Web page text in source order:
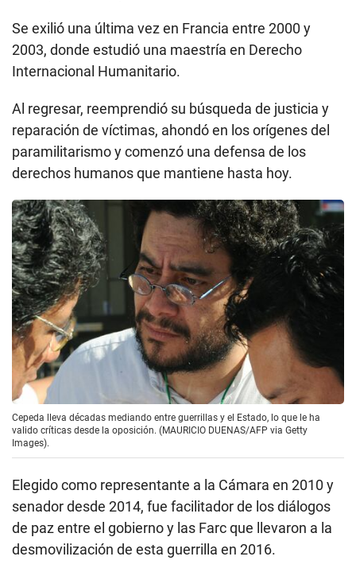
Se exilió una última vez en Francia entre 2000 y
2003, donde estudió una maestría en Derecho
Internacional Humanitario.
Al regresar, reemprendió su búsqueda de justicia y
reparación de víctimas, ahondó en los orígenes del
paramilitarismo y comenzó una defensa de los
derechos humanos que mantiene hasta hoy.
Cepeda lleva décadas mediando entre guerrillas y el Estado, lo que le ha
valido críticas desde la oposición. (MAURICIO DUENAS/AFP via Getty
Images).
Elegido como representante a la Cámara en 2010 y
senador desde 2014, fue facilitador de los diálogos
de paz entre el gobierno y las Farc que llevaron a la
desmovilización de esta guerrilla en 2016.